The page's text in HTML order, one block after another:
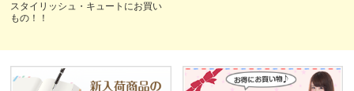
スタイリッシュ・キュートにお買い
もの！！